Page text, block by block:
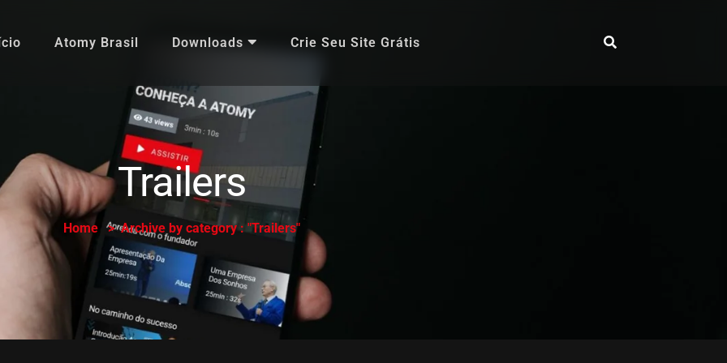
Atomy Brasil Downloads Crie Seu Site Grátis
Trailers
Home Archive by category : "Trailers"